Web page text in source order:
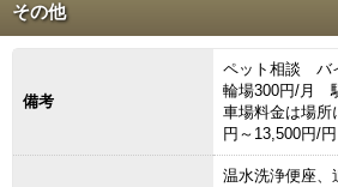
その他
備考
ペット相談 バ
輪場300円/月
車場料金は場所
円～13,500円/円
温水洗浄便座、